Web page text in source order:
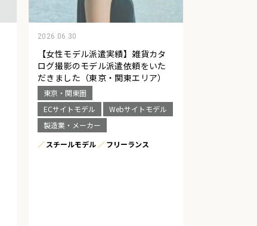
2026.06.30
【女性モデル派遣実績】雑貨カタ
ログ撮影のモデル派遣依頼をいた
だきました（東京・関東エリア）
東京・関東圏
ECサイトモデル
Webサイトモデル
製造業・メーカー
スチールモデル
フリーランス